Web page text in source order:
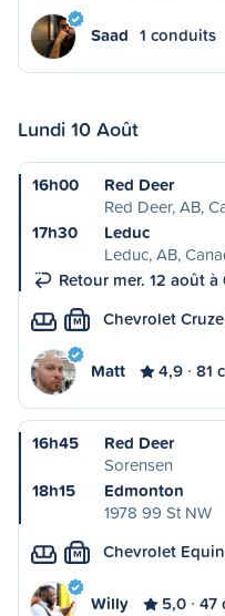
Saad 1 conduits
Lundi 10 Août
16h00
Red Deer
Red Deer, AB,
17h30
Leduc
Leduc, AB,
Retour mer. 12 août
M Chevrolet
Matt 4,9 81
16h45
Red Deer
Sorensen
18h15
Edmonton
1978 99 St NW
M Chevrolet
Willy 5,0 47